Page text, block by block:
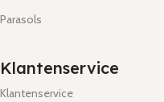
Parasols
Klantenservice
Klantenservice